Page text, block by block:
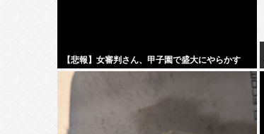
【悲報】女審判さん、甲子園で盛大にやらかす